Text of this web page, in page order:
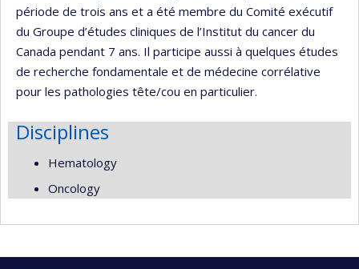
période de trois ans et a été membre du Comité exécutif
du Groupe d’études cliniques de l’Institut du cancer du
Canada pendant 7 ans. Il participe aussi à quelques études
de recherche fondamentale et de médecine corrélative
pour les pathologies tête/cou en particulier.
Disciplines
Hematology
Oncology